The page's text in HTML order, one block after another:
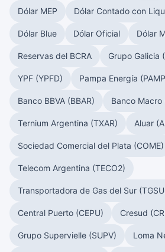
Dólar MEP Dólar Contado con
Dólar Blue Dólar Oficial Dólar
Reservas del BCRA Grupo Galicia
YPF (YPFD) Pampa Energía
Banco BBVA (BBAR) Banco Macro
Ternium Argentina (TXAR) Aluar
Sociedad Comercial del Plata (COME)
Telecom Argentina (TECO2)
Transportadora de Gas del Sur
Central Puerto (CEPU) Cresud
Grupo Supervielle (SUPV) Loma